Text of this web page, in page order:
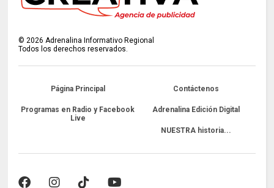
©2026 Adrenalina Informativo Regional
Todos los derechos reservados.
Página Principal Contáctenos
Programas en Radio y Facebook
Live
Adrenalina Edición Digital
NUESTRA historia...